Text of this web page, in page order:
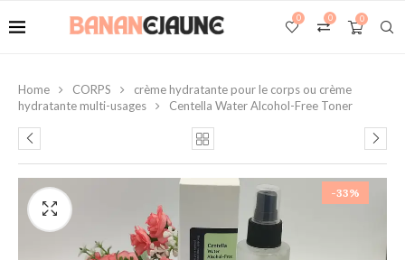
0
0
0
Home CORPS
crème hydratante pour le corps ou crème
hydratante multi-usages
Centella Water Alcohol-Free Toner
-33%